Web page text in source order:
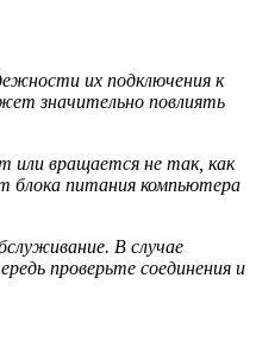
их подключения к
значительно повлиять
или вращается не так, как
блока питания компьютера
В случае
проверьте соединения и